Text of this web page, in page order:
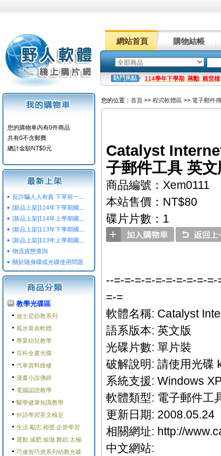
網站首頁 購物結帳
114學年下學期 蔣勳 賴世雄
您的購物車内有0件商品
共有0不含郵費
總計金額NT$0元
反詐騙人人有責 下單前一定要注意
[新品上架]114年下學期國小國中高中命題光碟,校用卷,習作
[新品上架]114年上學期國小國中高中命題光碟,校用卷,習作
[新品上架]113年下學期國小國中高中命題光碟,校用卷,習作
[新品上架]113年上學期國小國中高中命題光碟,校用卷,習作
物流貨態查詢
關於随身碟或光碟使用問題
教學光碟區
迪士尼幼教系列
風水算命軟體
專業幼兒教學
百科全書光碟
汽車資料維修
漫畫小說佛經
電腦認證教學
醫學健康知識教學
外語學習英文檢定
生活.勵志.相聲.企管學習
運動.減肥.瑜珈.舞蹈.太極
巧連智巧虎系列幼教光碟
您的位置： 首頁 >> 程式軟體區 >> 電子郵件
Catalyst
子郵件工具 英文
商品編號：Xem0111
本站售價：NT$80
碟片片數：1
--=-=-=-=-=-=-=-=-=-
=-=
軟體名稱: Catalyst
語系版本: 英文版
光碟片數: 單片裝
破解說明: 請使用光碟
系統支援: Windows
軟體類型: 電子郵件工
更新日期: 2008.05.24
相關網址: http://
中文網站: